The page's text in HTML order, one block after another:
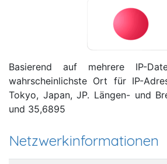
Basierend auf mehrere IP-
wahrscheinlichste Ort für IP-
Tokyo, Japan, JP. Längen- und
und 35,6895
Netzwerkinformationen